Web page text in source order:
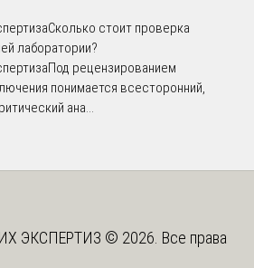
Сколько стоит проверка
лаборатории?
Под рецензированием
понимается всесторонний,
ана...
ЭКСПЕРТИЗ © 2026. Все права